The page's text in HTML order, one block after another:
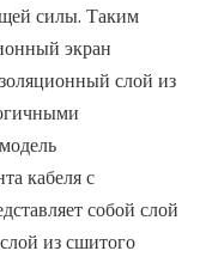
силы. Таким
экран
слой из
кабеля с
собой слой
из сшитого